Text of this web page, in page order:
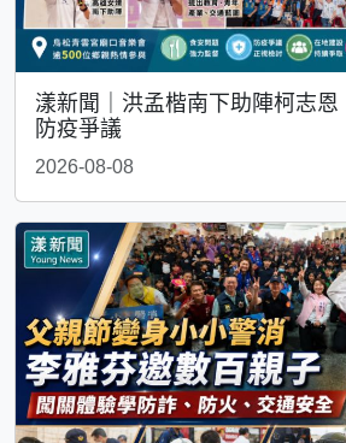
漾新聞｜洪孟楷南下助陣柯志
防疫爭議
2026-08-08